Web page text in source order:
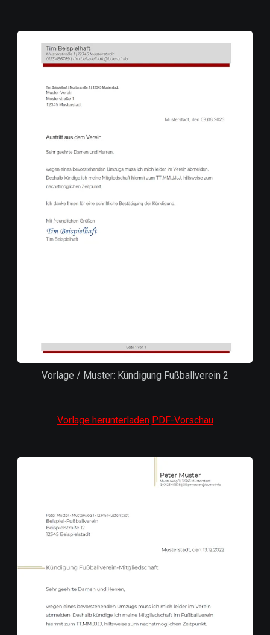
Vorlage / Muster: Kündigung Fußballverein 2
Vorlage herunterladen PDF-Vorschau